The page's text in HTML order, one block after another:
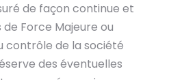
de façon continue et
Force Majeure ou
contrôle de la société
des éventuelles